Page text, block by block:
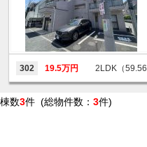
302 19.5万円 2LDK（
棟数3件 (総物件数： 3件)